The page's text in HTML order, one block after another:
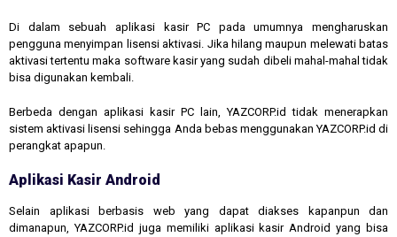
Di dalam sebuah aplikasi kasir PC pada umumnya mengharuskan
pengguna menyimpan lisensi aktivasi. Jika hilang maupun melewati batas
aktivasi tertentu maka software kasir yang sudah dibeli mahal-mahal tidak
bisa digunakan kembali.
Berbeda dengan aplikasi kasir PC lain, YAZCORP.id tidak menerapkan
sistem aktivasi lisensi sehingga Anda bebas menggunakan YAZCORP.id di
perangkat apapun.
Aplikasi Kasir Android
Selain aplikasi berbasis web yang dapat diakses kapanpun dan
dimanapun, YAZCORP.id juga memiliki aplikasi kasir Android yang bisa